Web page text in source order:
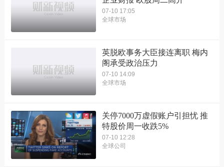
07-10 17:05
全球市场
英脱欧事务大臣接连离职 梅内
阁承受政治压力
07-10 14:09
全球市场
关停7000万虚假账户引担忧 推
特股价周一收跌5%
07-10 12:28
全球公司